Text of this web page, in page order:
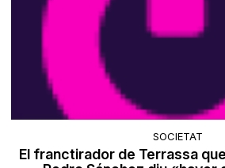
SOCIETAT
El franctirador de Terrassa